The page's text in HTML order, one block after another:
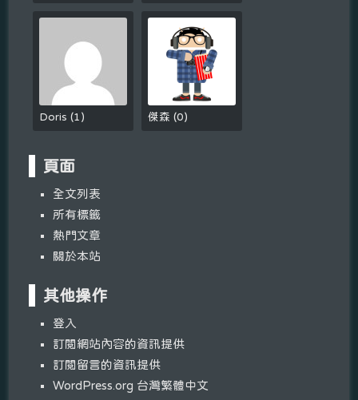
Doris(1 ) 傑森(0)
頁面
全文列表
所有標籤
熱門文章
關於本站
其他操作
登入
訂閱網站內容的資訊提供
訂閱留言的資訊提供
WordPress.org 台灣繁體中文